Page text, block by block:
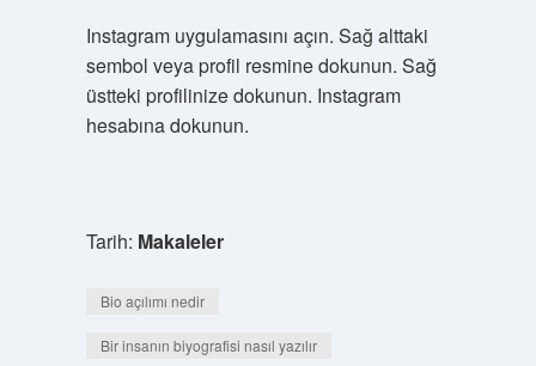
Instagram uygulamasını açın. Sağ alttaki
sembol veya profil resmine dokunun. Sağ
üstteki profilinize dokunun. Instagram
hesabına dokunun.
Tarih: Makaleler
Bio açılımı nedir
Bir insanın biyografisi nasıl yazılır